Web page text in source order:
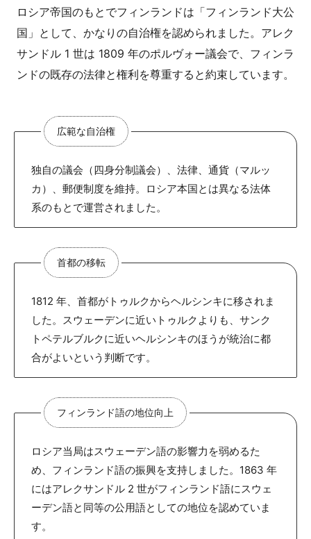
ロシア帝国のもとでフィンランドは「フィンランド大公
国」として、かなりの自治権を認められました。アレク
サンドル 1 世は 1809 年のポルヴォー議会で、フィンラ
ンドの既存の法律と権利を尊重すると約束しています。
広範な自治権
独自の議会（四身分制議会）、法律、通貨（マルッ
カ）、郵便制度を維持。ロシア本国とは異なる法体
系のもとで運営されました。
首都の移転
1812 年、首都がトゥルクからヘルシンキに移されま
した。スウェーデンに近いトゥルクよりも、サンク
トペテルブルクに近いヘルシンキのほうが統治に都
合がよいという判断です。
フィンランド語の地位向上
ロシア当局はスウェーデン語の影響力を弱めるた
め、フィンランド語の振興を支持しました。1863 年
にはアレクサンドル 2 世がフィンランド語にスウェ
ーデン語と同等の公用語としての地位を認めていま
す。